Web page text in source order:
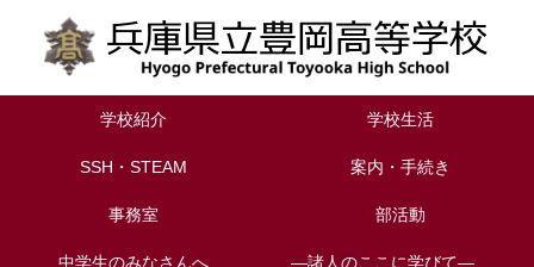
学校紹介 学校生活
SSH・STEAM 案内・手続き
事務室 部活動
中学生のみなさんへ